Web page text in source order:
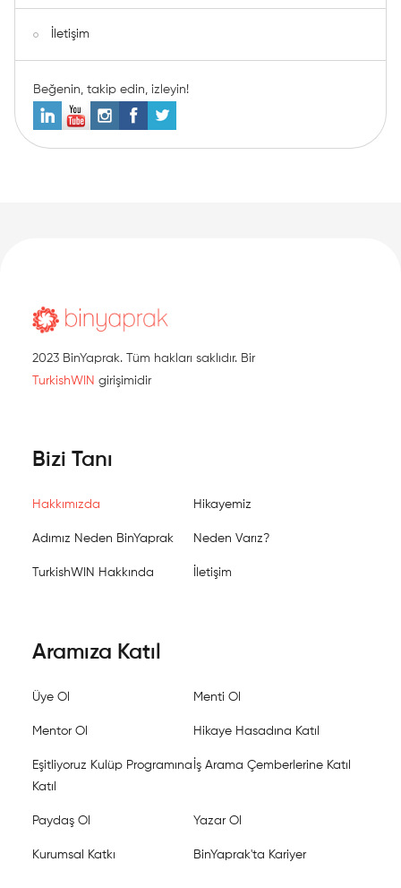
İletişim
Beğenin, takip edin, izleyin!
2023 BinYaprak. Tüm hakları saklıdır. Bir
TurkishWIN girişimidir
Bizi Tanı
Hakkımızda Hikayemiz
Adımız Neden BinYaprak Neden Varız?
TurkishWIN Hakkında İletişim
Aramıza Katıl
Üye Ol Menti Ol
Mentor Ol Hikaye Hasadına Katıl
Eşitliyoruz Kulüp Programına
Katıl
İş Arama Çemberlerine Katıl
Paydaş Ol Yazar Ol
Kurumsal Katkı BinYaprak'ta Kariyer